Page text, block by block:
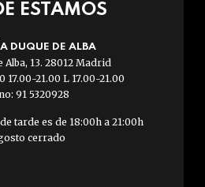
ESTAMOS
DUQUE DE ALBA
Alba, 13. 28012 Madrid
17.00-21.00 L 17.00-21.00
91 5320928
tarde es de 18:00h a 21:00h
cerrado